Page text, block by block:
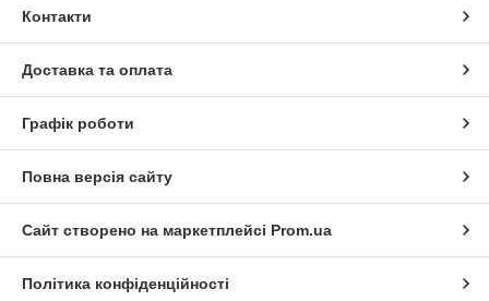
Контакти
Доставка та оплата
Графік роботи
Повна версія сайту
Сайт створено на маркетплейсі Prom.ua
Політика конфіденційності